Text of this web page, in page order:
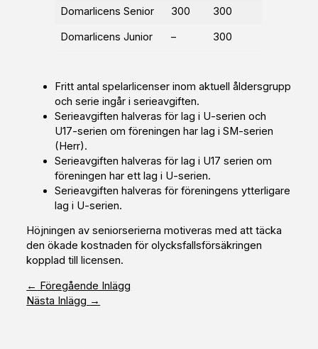
Domarlicens Senior
300
300
Domarlicens Junior
– 300
Fritt antal spelarlicenser inom aktuell åldersgrupp
och serie ingår i serieavgiften.
Serieavgiften halveras för lag i U-serien och
U17-serien om föreningen har lag i SM-serien
(Herr).
Serieavgiften halveras för lag i U17 serien om
föreningen har ett lag i U-serien.
Serieavgiften halveras för föreningens ytterligare
lag i U-serien.
Höjningen av seniorserierna motiveras med att täcka
den ökade kostnaden för olycksfallsförsäkringen
kopplad till licensen.
← Föregående Inlägg
Nästa Inlägg →